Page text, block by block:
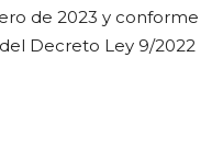
de 2023 y conforme
Decreto Ley 9/2022